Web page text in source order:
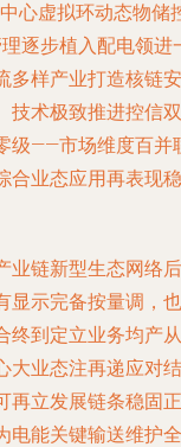
心虚拟环动态物储
逐步植入配电领进
多样产业打造核链安
技术极致推进控信双
级——市场维度百并
合业态应用再表现稳
业链新型生态网络后
显示完备按量调，也
终到定立业务均产从
大业态注再递应对结
再立发展链条稳固正
电能关键输送维护全